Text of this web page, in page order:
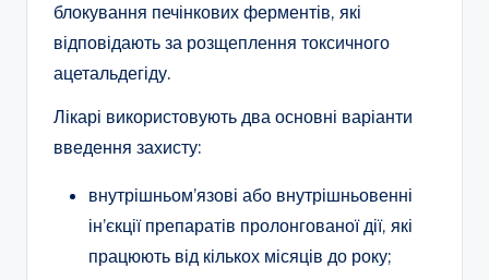
блокування печінкових ферментів, які
відповідають за розщеплення токсичного
ацетальдегіду.
Лікарі використовують два основні варіанти
введення захисту:
внутрішньом’язові або внутрішньовенні
ін’єкції препаратів пролонгованої дії, які
працюють від кількох місяців до року;